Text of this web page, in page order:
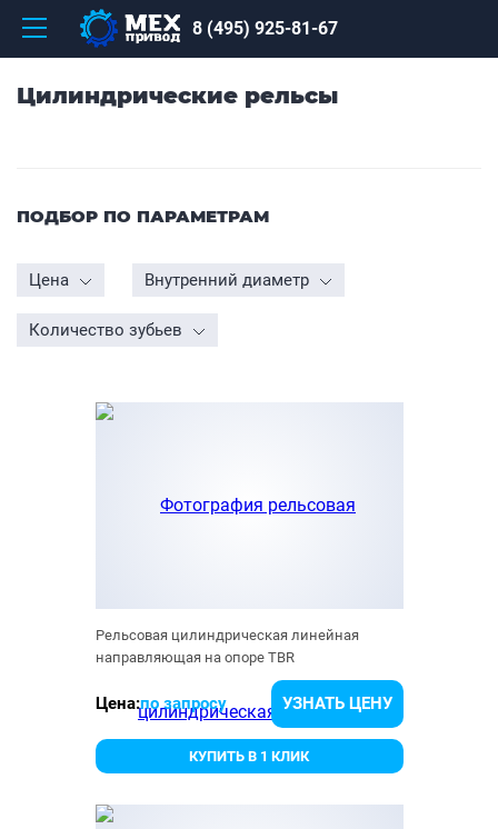
8 (495) 925-81-67
Цилиндрические рельсы
ПОДБОР ПО ПАРАМЕТРАМ
Цена Внутренний диаметр
Количество зубьев
Рельсовая цилиндрическая линейная
направляющая на опоре TBR
Цена:по запросу УЗНАТЬ ЦЕНУ
КУПИТЬ В 1 КЛИК